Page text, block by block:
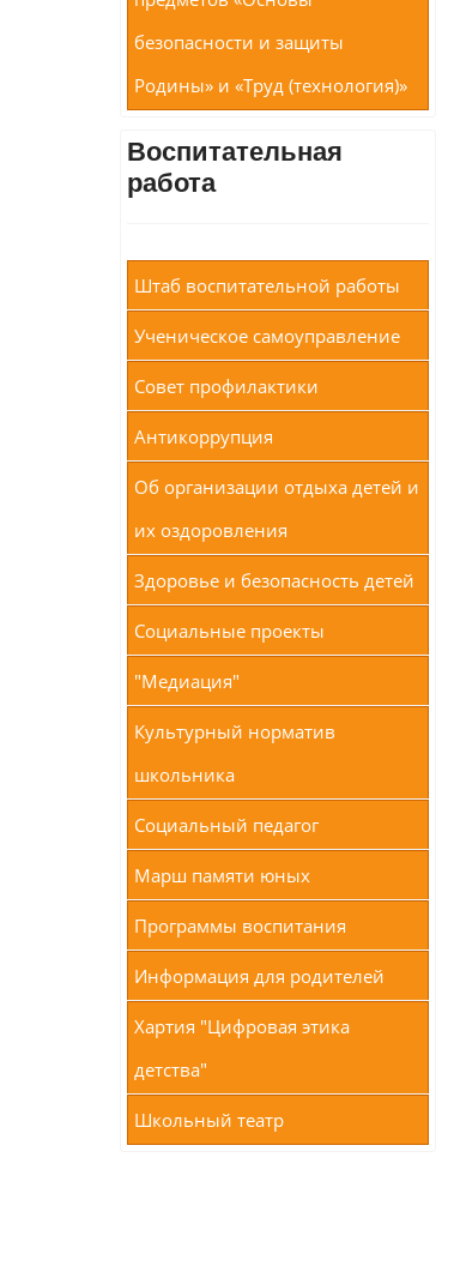
безопасности и защиты
Родины» и «Труд (технология)»
Воспитательная
работа
Штаб воспитательной работы
Ученическое самоуправление
Совет профилактики
Антикоррупция
Об организации отдыха детей и
их оздоровления
Здоровье и безопасность детей
Социальные проекты
"Медиация"
Культурный норматив
школьника
Социальный педагог
Марш памяти юных
Программы воспитания
Информация для родителей
Хартия "Цифровая этика
детства"
Школьный театр